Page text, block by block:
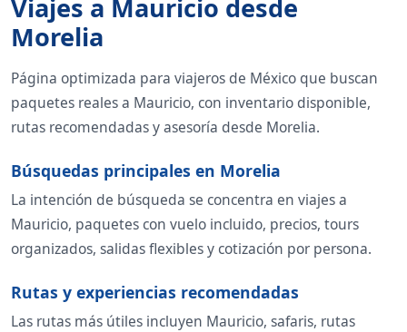
Viajes a Mauricio desde
Morelia
Página optimizada para viajeros de México que buscan
paquetes reales a Mauricio, con inventario disponible,
rutas recomendadas y asesoría desde Morelia.
Búsquedas principales en Morelia
La intención de búsqueda se concentra en viajes a
Mauricio, paquetes con vuelo incluido, precios, tours
organizados, salidas flexibles y cotización por persona.
Rutas y experiencias recomendadas
Las rutas más útiles incluyen Mauricio, safaris, rutas